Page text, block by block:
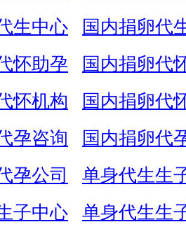
生中心
国内捐卵代
怀助孕
国内捐卵代
怀机构
国内捐卵代
孕咨询
国内捐卵代
孕公司
单身代生生
子中心
单身代生生